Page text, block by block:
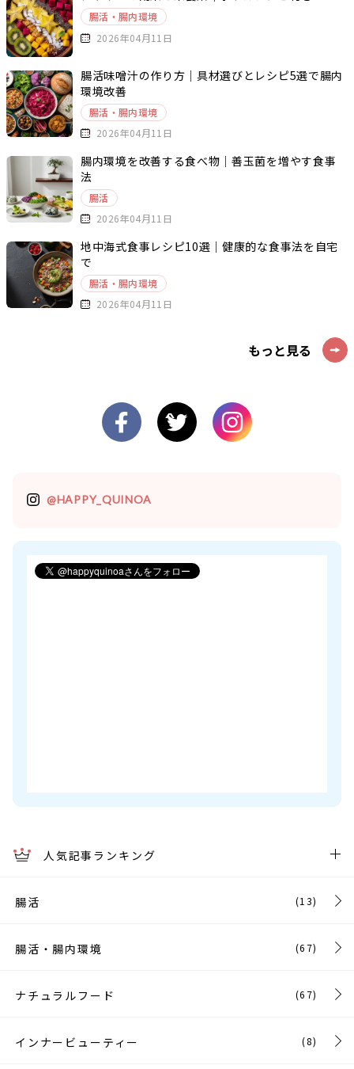
腸活・腸内環境
2026年04月11日
腸活味噌汁の作り方｜具材選びとレシピ5選で腸内
環境改善
腸活・腸内環境
2026年04月11日
腸内環境を改善する食べ物｜善玉菌を増やす食事
法
腸活
2026年04月11日
地中海式食事レシピ10選｜健康的な食事法を自宅
で
腸活・腸内環境
2026年04月11日
もっと見る
@HAPPY_QUINOA
人気記事ランキング
腸活 (13)
腸活・腸内環境 (67)
ナチュラルフード (67)
インナービューティー (8)